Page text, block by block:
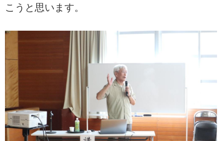
こうと思います。